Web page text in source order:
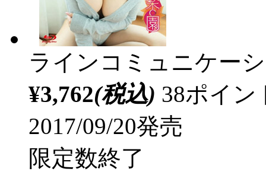
ラインコミュニケー
¥3,762(税込) 38ポイ
2017/09/20発売
限定数終了